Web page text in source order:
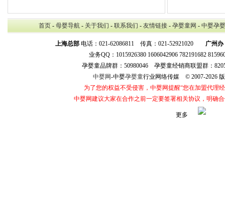
首页 - 母婴导航 - 关于我们 - 联系我们 - 友情链接 - 孕婴童网 - 中婴孕
上海总部电话：021-62086811 传真：021-52921020 广州办
业务QQ：1015926380 1606042906 782191682
孕婴童品牌群：50980046 孕婴童经销商联盟群：
中婴网-中婴孕婴童行业网络传媒 © 2007-2026
为了您的权益不受侵害，中婴网提醒“您在加盟代理
中婴网建议大家在合作之前一定要签署相关协议，明确
更多